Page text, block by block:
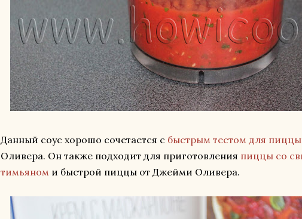
Данный соус хорошо сочетается с быстрым тестом для пиццы
Оливера. Он также подходит для приготовления пиццы со
тимьяном и быстрой пиццы от Джейми Оливера.